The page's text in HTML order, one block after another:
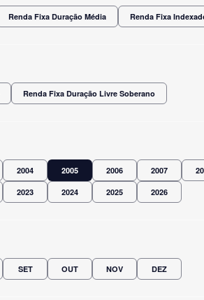
Renda Fixa Duração Média Renda Fixa
Renda Fixa Duração Livre Soberano
2004 2005 2006 2007
2023 2024 2025 2026
SET OUT NOV DEZ